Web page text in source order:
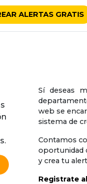
ALERTAS GRATIS
Sí deseas
web se
sistema de
Contamos
oportunidad
y crea tu
Registrate